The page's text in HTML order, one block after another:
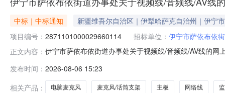
中标｜中标通知
新疆维吾尔自治区｜伊犁哈萨克自治州｜伊宁市
项目编号： 2871101000029660114 招标单位： 伊宁市萨依布依
正文内容： 伊宁市萨依布依街道办事处关于视频线/音频线/AV线的
金额（元）:项目所在行政区划编码:654002项目所在行
发布时间： 2026-08-06 15:23
相关产品：
电脑麦克风 麦克风/话筒支架 主板 网络线